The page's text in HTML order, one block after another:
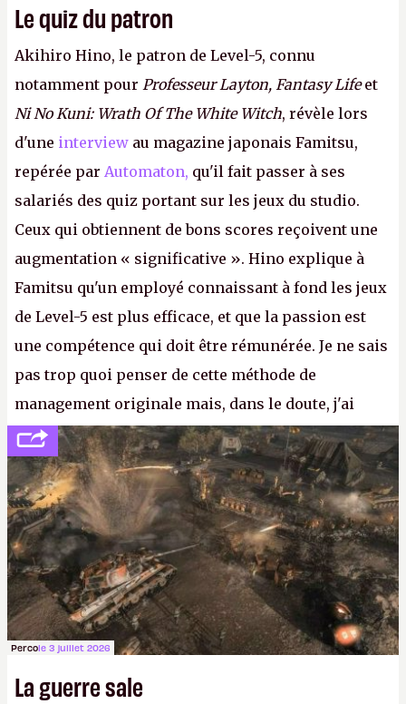
Le quiz du patron
Akihiro Hino, le patron de Level-5, connu
notamment pour Professeur Layton, Fantasy Lifeet
Ni No Kuni: Wrath Of The White Witch, révèle lors
d'une interview au magazine japonais Famitsu,
repérée par Automaton, qu'il fait passer à ses
salariés des quiz portant sur les jeux du studio.
Ceux qui obtiennent de bons scores reçoivent une
augmentation « significative ». Hino explique à
Famitsu qu'un employé connaissant à fond les jeux
de Level-5 est plus efficace, et que la passion est
une compétence qui doit être rémunérée. Je ne sais
pas trop quoi penser de cette méthode de
management originale mais, dans le doute, j'ai
décidé d'apprendre par cœur les 300 derniers
numéros deCanard PCavant de demander une
augmentation à Ivan Le Fou.A.
Percole 3 juillet 2026
La guerre sale